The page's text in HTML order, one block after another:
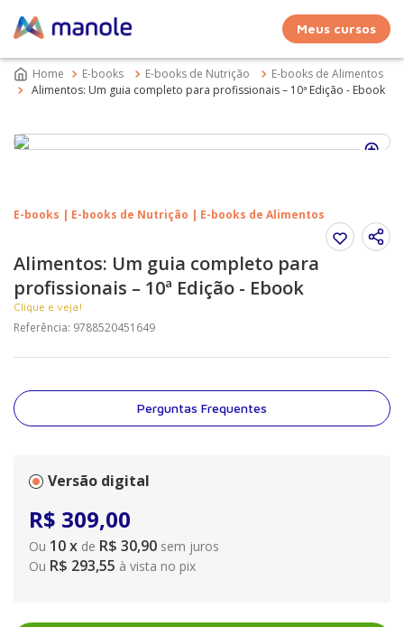
Meus cursos
E-books E-books de Nutrição
E-books de Alimentos
Alimentos: Um guia completo para profissionais – 10ª Edição - Ebook
E-books | E-books de Nutrição | E-books de Alimentos
Alimentos: Um guia completo para
profissionais – 10ª Edição - Ebook
Clique e veja!
Referência: 9788520451649
Perguntas Frequentes
Versão digital
R$ 309,00
Ou 10x de R$ 30,90 sem juros
Ou R$ 293,55 à vista no pix